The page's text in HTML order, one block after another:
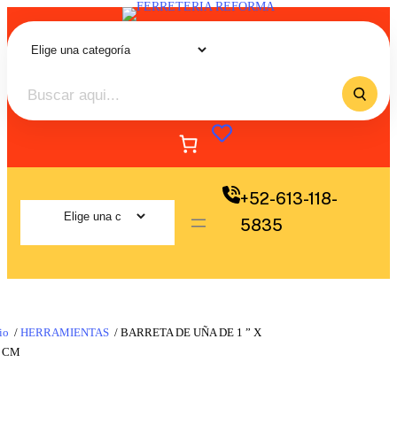
+52-613-118-
5835
/ HERRAMIENTAS / BARRETA DE UÑA DE 1 ” X